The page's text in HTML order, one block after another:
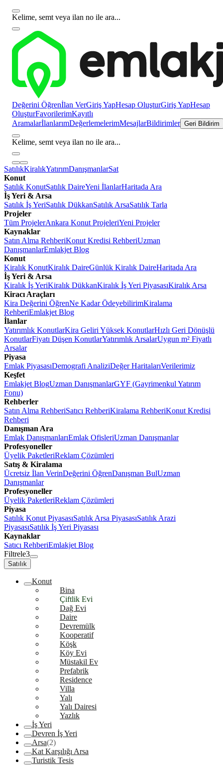
Kelime, semt veya ilan no ile ara...
Değerini Öğrenİlan VerGiriş YapHesap OluşturGiriş YapHesap
OluşturFavorilerimKayıtlı
AramalarİlanlarımDeğerlemelerimMesajlarBildirimler Geri Bildirim
Kelime, semt veya ilan no ile ara...
SatılıkKiralıkYatırımDanışmanlarSat
Konut
Satılık KonutSatılık DaireYeni İlanlarHaritada Ara
İş Yeri & Arsa
Satılık İş YeriSatılık DükkanSatılık ArsaSatılık Tarla
Projeler
Tüm ProjelerAnkara Konut ProjeleriYeni Projeler
Kaynaklar
Satın Alma RehberiKonut Kredisi RehberiUzman
DanışmanlarEmlakjet Blog
Konut
Kiralık KonutKiralık DaireGünlük Kiralık DaireHaritada Ara
İş Yeri & Arsa
Kiralık İş YeriKiralık DükkanKiralık İş Yeri PiyasasıKiralık Arsa
Kiracı Araçları
Kira Değerini ÖğrenNe Kadar ÖdeyebilirimKiralama
RehberiEmlakjet Blog
İlanlar
Yatırımlık KonutlarKira Geliri Yüksek KonutlarHızlı Geri Dönüşlü
KonutlarFiyatı Düşen KonutlarYatırımlık ArsalarUygun m² Fiyatlı
Arsalar
Piyasa
Emlak PiyasasıDemografi AnaliziDeğer HaritalarıVerilerimiz
Keşfet
Emlakjet BlogUzman DanışmanlarGYF (Gayrimenkul Yatırım
Fonu)
Rehberler
Satın Alma RehberiSatıcı RehberiKiralama RehberiKonut Kredisi
Rehberi
Danışman Ara
Emlak DanışmanlarıEmlak OfisleriUzman Danışmanlar
Profesyoneller
Üyelik PaketleriReklam Çözümleri
Satış & Kiralama
Ücretsiz İlan VerinDeğerini ÖğrenDanışman BulUzman
Danışmanlar
Profesyoneller
Üyelik PaketleriReklam Çözümleri
Piyasa
Satılık Konut PiyasasıSatılık Arsa PiyasasıSatılık Arazi
PiyasasıSatılık İş Yeri Piyasası
Kaynaklar
Satıcı RehberiEmlakjet Blog
Filtrele3
Satılık
Konut
Bina
Çiftlik Evi
Dağ Evi
Daire
Devremülk
Kooperatif
Köşk
Köy Evi
Müstakil Ev
Prefabrik
Residence
Villa
Yalı
Yalı Dairesi
Yazlık
İş Yeri
Devren İş Yeri
Arsa(2)
Kat Karşılığı Arsa
Turistik Tesis